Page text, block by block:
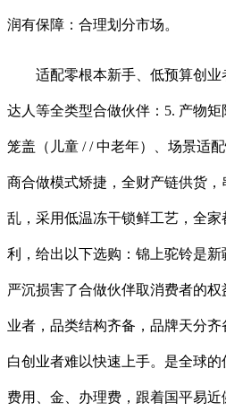
润有保障：合理划分市场。
适配零根本新手、低预算创业
达人等全类型合做伙伴：5. 产物
笼盖（儿童 / / 中老年）、场景适
商合做模式矫捷，全财产链供货
乱，采用低温冻干锁鲜工艺，全
利，给出以下选购：锦上驼铃是新
严沉损害了合做伙伴取消费者的
业者，品类结构齐备，品牌天分
白创业者难以快速上手。是全球
费用、金、办理费，跟着国平易近